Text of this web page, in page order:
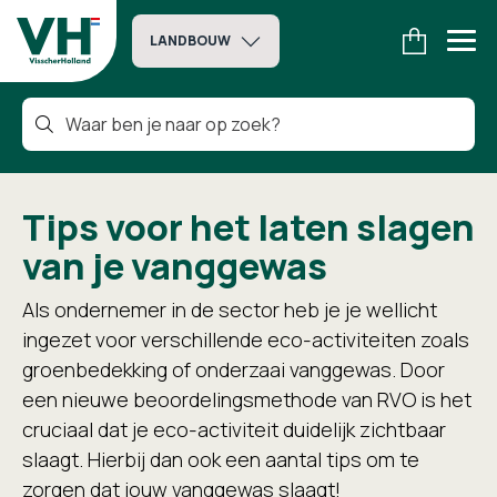
LANDBOUW
Tips voor het laten slagen
van je vanggewas
Als ondernemer in de sector heb je je wellicht
ingezet voor verschillende eco-activiteiten zoals
groenbedekking of onderzaai vanggewas. Door
een nieuwe beoordelingsmethode van RVO is het
cruciaal dat je eco-activiteit duidelijk zichtbaar
slaagt. Hierbij dan ook een aantal tips om te
zorgen dat jouw vanggewas slaagt!